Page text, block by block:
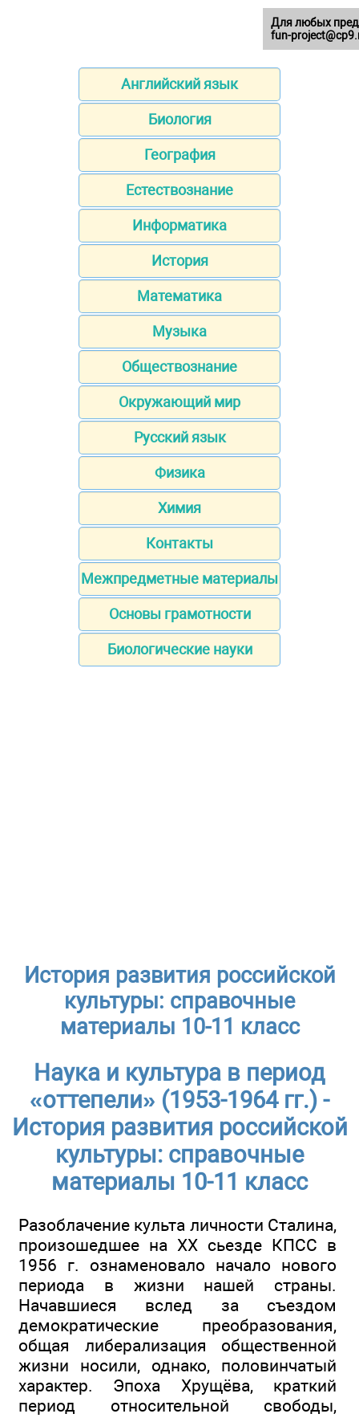
Английский язык
Биология
География
Естествознание
Информатика
История
Математика
Музыка
Обществознание
Окружающий мир
Русский язык
Физика
Химия
Контакты
Межпредметные материалы
Основы грамотности
Биологические науки
История развития российской
культуры: справочные
материалы 10-11 класс
Наука и культура в период
«оттепели» (1953-1964 гг.) -
История развития российской
культуры: справочные
материалы 10-11 класс
Разоблачение культа личности Сталина,
произошедшее на XX сьезде КПСС в
1956 г. ознаменовало начало нового
периода в жизни нашей страны.
Начавшиеся вслед за съездом
демократические преобразования,
общая либерализация общественной
жизни носили, однако, половинчатый
характер. Эпоха Хрущёва, краткий
период относительной свободы,
Для любых
fun-